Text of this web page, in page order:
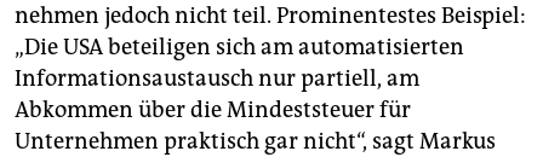
nehmen jedoch nicht teil. Prominentestes Beispiel:
„Die USA beteiligen sich am automatisierten
Informationsaustausch nur partiell, am
Abkommen über die Mindeststeuer für
Unternehmen praktisch gar nicht“, sagt Markus